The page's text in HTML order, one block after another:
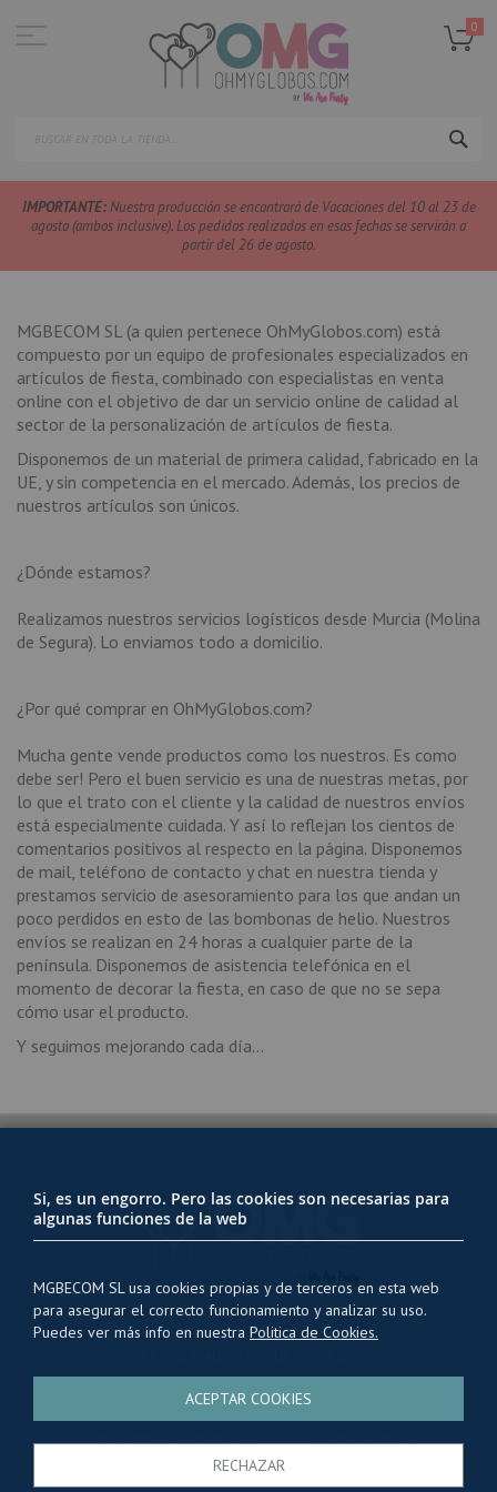
al
contenido
0
IMPORTANTE:Nuestra producción se encontrará de Vacaciones del 10 al 23 de
agosto (ambos inclusive). Los pedidos realizados en esas fechas se servirán a
partir del 26 de agosto.
MGBECOM SL(a quien pertenece OhMyGlobos.com) está
compuesto por un equipo de profesionales especializados en
artículos de fiesta, combinado con especialistas en venta
online con el objetivo de dar un servicio online de calidad al
sector de la personalización de artículos de fiesta.
Disponemos de un material de primera calidad, fabricado en la
UE, y sin competencia en el mercado. Además, los precios de
nuestros artículos son únicos.
¿Dónde estamos?
Realizamos nuestros servicios logísticos desde Murcia (Molina
de Segura). Lo enviamos todo a domicilio.
¿Por qué comprar en OhMyGlobos.com?
Mucha gente vende productos como los nuestros. Es como
debe ser! Pero el buen servicio es una de nuestras metas, por
lo que el trato con el cliente y la calidad de nuestros envíos
está especialmente cuidada. Y así lo reflejan los cientos de
comentarios positivos al respecto en la página. Disponemos
de mail, teléfono de contacto y chat en nuestra tienda y
prestamos servicio de asesoramiento para los que andan un
poco perdidos en esto de las bombonas de helio. Nuestros
envíos se realizan en 24 horas a cualquier parte de la
península. Disponemos de asistencia telefónica en el
momento de decorar la fiesta, en caso de que no se sepa
cómo usar el producto.
Y seguimos mejorando cada día...
ENVÍOS Y TRANSPORTE
CONDICIONES GENERALES QUIENES SOMOS
Si, es un engorro. Pero las cookies son necesarias para
algunas funciones de la web
MGBECOM SL usa cookies propias y de terceros en esta web
para asegurar el correcto funcionamiento y analizar su uso.
Puedes ver más info en nuestra Politica de Cookies.
ACEPTAR COOKIES
RECHAZAR